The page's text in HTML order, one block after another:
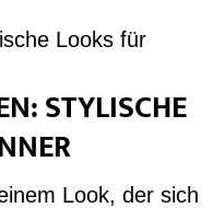
STYLISCHE
Look, der sich